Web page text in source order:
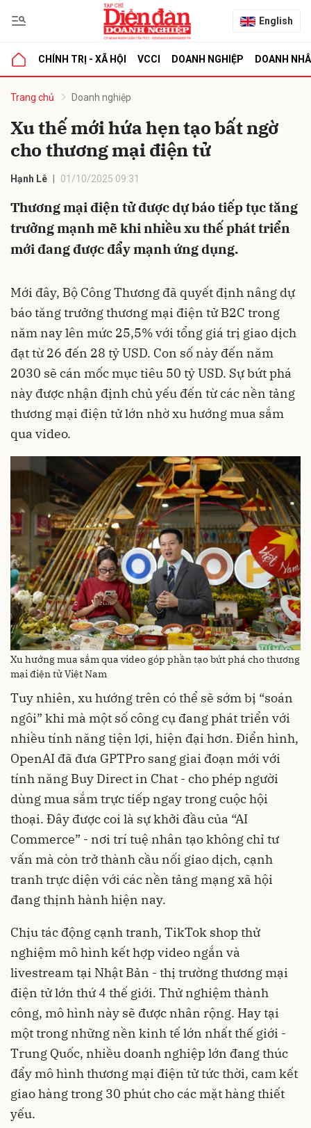
English
CHÍNH TRỊ - XÃ HỘI VCCI DOANH NGHIỆP DOANH
Trang chủ Doanh nghiệp
Xu thế mới hứa hẹn tạo bất ngờ
cho thương mại điện tử
Hạnh Lê 01/10/2025 09:31
Thương mại điện tử được dự báo tiếp tục tăng
trưởng mạnh mẽ khi nhiều xu thế phát triển
mới đang được đẩy mạnh ứng dụng.
Mới đây, Bộ Công Thương đã quyết định nâng dự
báo tăng trưởng thương mại điện tử B2C trong
năm nay lên mức 25,5% với tổng giá trị giao dịch
đạt từ 26 đến 28 tỷ USD. Con số này đến năm
2030 sẽ cán mốc mục tiêu 50 tỷ USD. Sự bứt phá
này được nhận định chủ yếu đến từ các nền tảng
thương mại điện tử lớn nhờ xu hướng mua sắm
qua video.
Xu hướng mua sắm qua video góp phần tạo bứt phá cho thương
mại điện tử Việt Nam
Tuy nhiên, xu hướng trên có thể sẽ sớm bị “soán
ngôi” khi mà một số công cụ đang phát triển với
nhiều tính năng tiện lợi, hiện đại hơn. Điển hình,
OpenAI đã đưa GPTPro sang giai đoạn mới với
tính năng Buy Direct in Chat - cho phép người
dùng mua sắm trực tiếp ngay trong cuộc hội
thoại. Đây được coi là sự khởi đầu của “AI
Commerce” - nơi trí tuệ nhân tạo không chỉ tư
vấn mà còn trở thành cầu nối giao dịch, cạnh
tranh trực diện với các nền tảng mạng xã hội
đang thịnh hành hiện nay.
Chịu tác động cạnh tranh, TikTok shop thử
nghiệm mô hình kết hợp video ngắn và
livestream tại Nhật Bản - thị trường thương mại
điện tử lớn thứ 4 thế giới. Thử nghiệm thành
công, mô hình này sẽ được nhân rộng. Hay tại
một trong những nền kinh tế lớn nhất thế giới -
Trung Quốc, nhiều doanh nghiệp lớn đang thúc
đẩy mô hình thương mại điện tử tức thời, cam kết
giao hàng trong 30 phút cho các mặt hàng thiết
yếu.
luận
Hủy